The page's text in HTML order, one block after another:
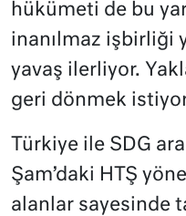
hükümeti de bu
inanılmaz işbirliği
yavaş ilerliyor.
geri dönmek
Türkiye ile SDG
Şam’daki HTŞ
alanlar sayesinde